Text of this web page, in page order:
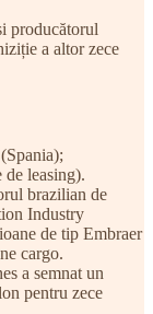
producătorul
a altor zece
leasing).
brazilian de
Industry
de tip Embraer
cargo.
a semnat un
pentru zece